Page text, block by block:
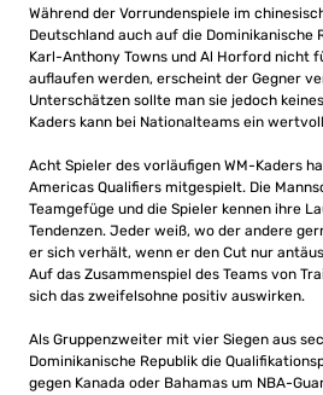
Während der Vorrundenspiele im
Deutschland auch auf die Dominikanische
Karl-Anthony Towns und Al Horford nicht
auflaufen werden, erscheint der Gegner
Unterschätzen sollte man sie jedoch
Kaders kann bei Nationalteams ein
Acht Spieler des vorläufigen WM-Kaders
Americas Qualifiers mitgespielt. Die
Teamgefüge und die Spieler kennen ihre
Tendenzen. Jeder weiß, wo der andere
er sich verhält, wenn er den Cut nur
Auf das Zusammenspiel des Teams von
sich das zweifelsohne positiv auswirken.
Als Gruppenzweiter mit vier Siegen aus
Dominikanische Republik die
gegen Kanada oder Bahamas um NBA-